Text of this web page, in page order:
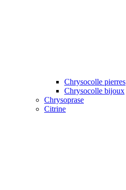
Chrysocolle pierres
Chrysocolle bijoux
Chrysoprase
Citrine